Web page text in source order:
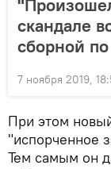
скандале
сборной
7 ноября 2019,
При этом
"испорченное
Тем самым он